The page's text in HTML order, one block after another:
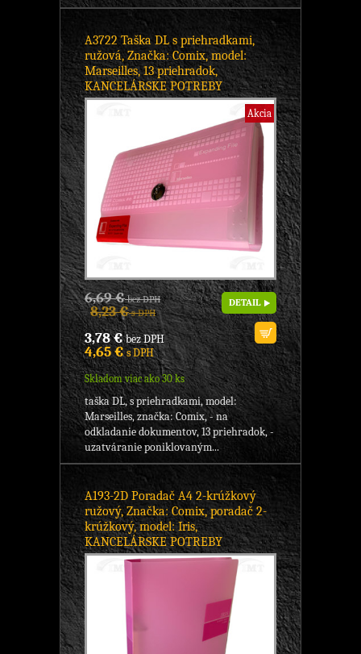
A3722 Taška DL s priehradkami,
ružová, Značka: Comix, model:
Marseilles, 13 priehradok,
KANCELÁRSKE POTREBY
Akcia
6,69 €bez DPH
8,23 €s DPH
3,78 €bez DPH
4,65 €s DPH
Skladom viac ako 30 ks
DETAIL
taška DL, s priehradkami, model:
Marseilles, značka: Comix, - na
odkladanie dokumentov, 13 priehradok, -
uzatváranie poniklovaným...
A193-2D Poradač A4 2-krúžkový
ružový, Značka: Comix, poradač 2-
krúžkový, model: Iris,
KANCELÁRSKE POTREBY